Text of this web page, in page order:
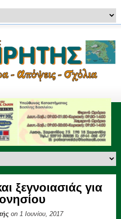
ξεγνοιασιάς για
on 1 Ιουνίου, 2017